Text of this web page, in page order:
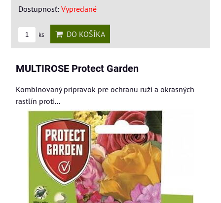
Dostupnosť: Vypredané
ks DO KOŠÍKA
MULTIROSE Protect Garden
Kombinovaný prípravok pre ochranu ruží a okrasných
rastlín proti...